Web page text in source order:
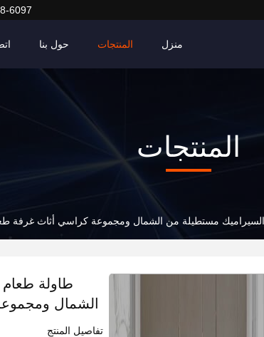
6097
منزل المنتجات حول بنا
المنتجات
مستطيلة من الشمال ومجموعة كراسي أثاث غرفة
طاولة
الشمال
تفاصيل المنتج